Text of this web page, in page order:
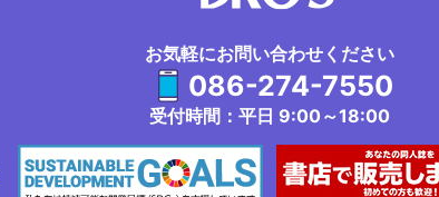
お気軽にお問い合わせください
086-274-7550
受付時間：平日 9:00～18:00